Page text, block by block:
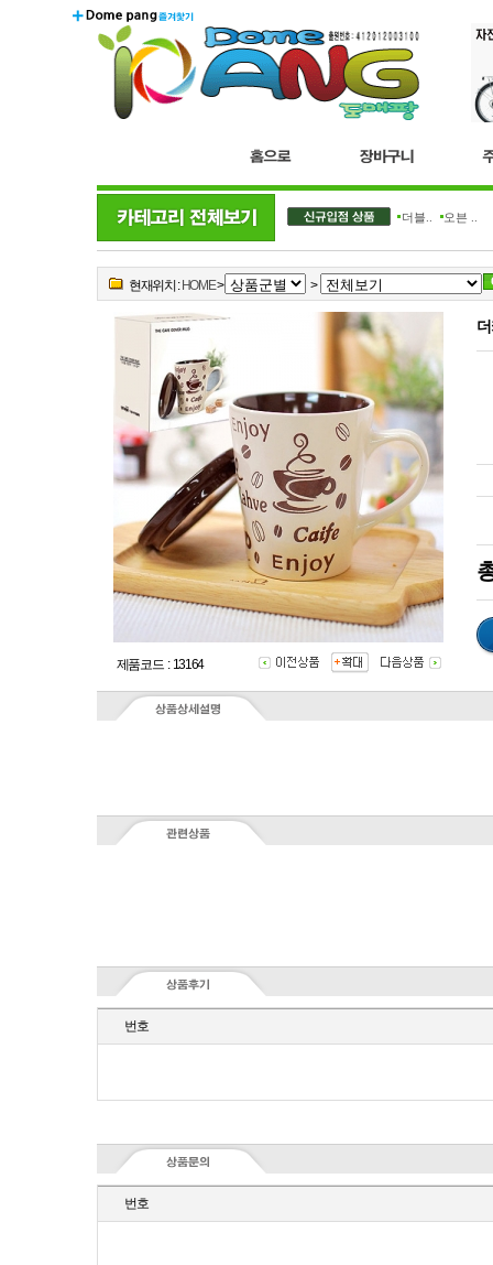
더블.. 오븐 ..
현재위치 : HOME> >
제품코드 : 13164
번호
번호